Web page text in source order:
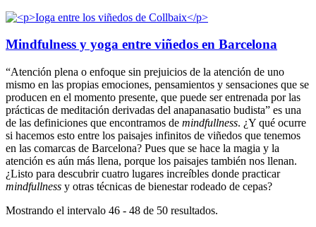
Mindfulness y yoga entre viñedos en Barcelona
“Atención plena o enfoque sin prejuicios de la atención de uno
mismo en las propias emociones, pensamientos y sensaciones que se
producen en el momento presente, que puede ser entrenada por las
prácticas de meditación derivadas del anapanasatio budista” es una
de las definiciones que encontramos de mindfullness. ¿Y qué ocurre
si hacemos esto entre los paisajes infinitos de viñedos que tenemos
en las comarcas de Barcelona? Pues que se hace la magia y la
atención es aún más llena, porque los paisajes también nos llenan.
¿Listo para descubrir cuatro lugares increíbles donde practicar
mindfullness y otras técnicas de bienestar rodeado de cepas?
Mostrando el intervalo 46 - 48 de 50 resultados.